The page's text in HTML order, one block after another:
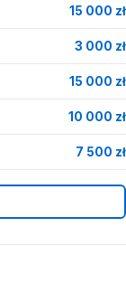
15 000 zł
3 000 zł
15 000 zł
10 000 zł
7 500 zł